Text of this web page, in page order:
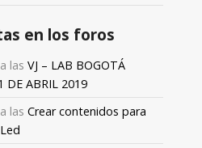
en los foros
a las VJ – LAB BOGOTÁ
DE ABRIL 2019
a las Crear contenidos para